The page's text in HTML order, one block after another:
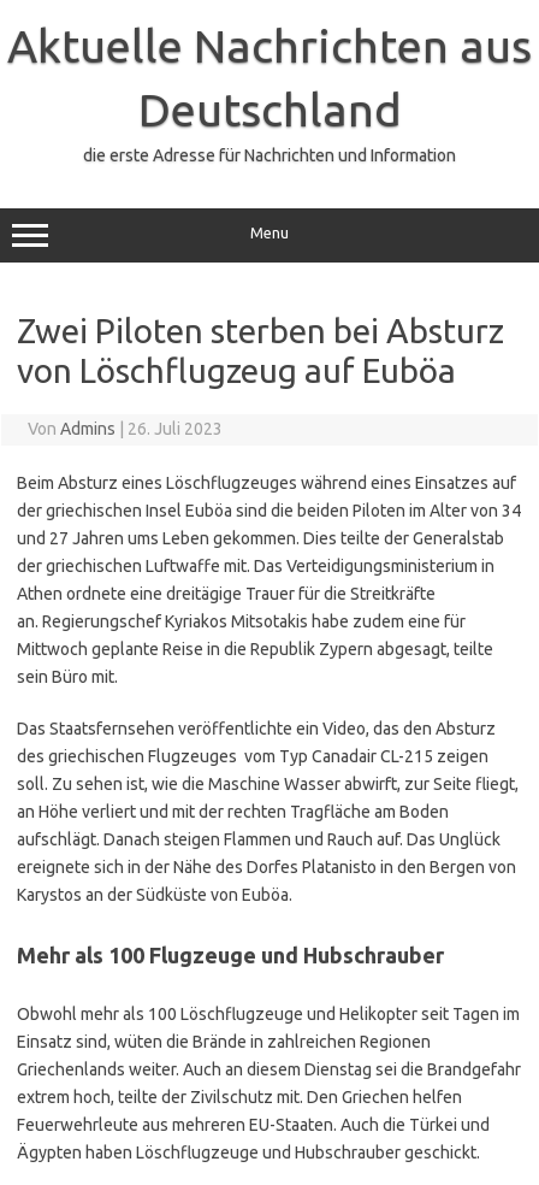
springen
Aktuelle Nachrichten aus
Deutschland
die erste Adresse für Nachrichten und Information
Menu
Zwei Piloten sterben bei Absturz
von Löschflugzeug auf Euböa
Von Admins 26. Juli 2023
Beim Absturz eines Löschflugzeuges während eines Einsatzes auf
der griechischen Insel Euböa sind die beiden Piloten im Alter von 34
und 27 Jahren ums Leben gekommen. Dies teilte der Generalstab
der griechischen Luftwaffe mit. Das Verteidigungsministerium in
Athen ordnete eine dreitägige Trauer für die Streitkräfte
an. Regierungschef Kyriakos Mitsotakis habe zudem eine für
Mittwoch geplante Reise in die Republik Zypern abgesagt, teilte
sein Büro mit.
Das Staatsfernsehen veröffentlichte ein Video, das den Absturz
des griechischen Flugzeuges vom Typ Canadair CL-215 zeigen
soll. Zu sehen ist, wie die Maschine Wasser abwirft, zur Seite fliegt,
an Höhe verliert und mit der rechten Tragfläche am Boden
aufschlägt. Danach steigen Flammen und Rauch auf. Das Unglück
ereignete sich in der Nähe des Dorfes Platanisto in den Bergen von
Karystos an der Südküste von Euböa.
Mehr als 100 Flugzeuge und Hubschrauber
Obwohl mehr als 100 Löschflugzeuge und Helikopter seit Tagen im
Einsatz sind, wüten die Brände in zahlreichen Regionen
Griechenlands weiter. Auch an diesem Dienstag sei die Brandgefahr
extrem hoch, teilte der Zivilschutz mit. Den Griechen helfen
Feuerwehrleute aus mehreren EU-Staaten. Auch die Türkei und
Ägypten haben Löschflugzeuge und Hubschrauber geschickt.